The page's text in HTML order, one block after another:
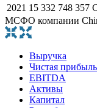
2021 15 332 748 357
МСФО компании
Выручка
Чистая прибыль
EBITDA
Активы
Капитал